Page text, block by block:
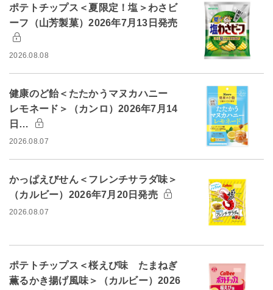
ポテトチップス＜夏限定！塩＞わさビ
ーフ（山芳製菓）2026年7月13日発売
2026.08.08
健康のど飴＜たたかうマヌカハニー
レモネード＞（カンロ）2026年7月14
日…
2026.08.07
かっぱえびせん＜フレンチサラダ味＞
（カルビー）2026年7月20日発売
2026.08.07
ポテトチップス＜桜えび味 たまねぎ
薫るかき揚げ風味＞（カルビー）2026